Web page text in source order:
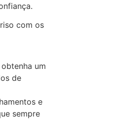
com os
um
de
e
sempre